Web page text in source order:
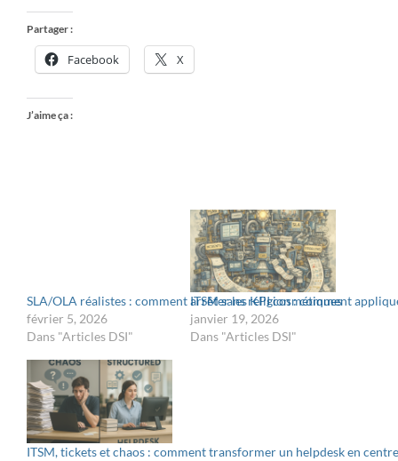
Partager :
Facebook X
J’aime ça :
SLA/OLA réalistes : comment arrêter les KPI cosmétiques
février 5, 2026
Dans "Articles DSI"
ITSM sans religion : comment
janvier 19, 2026
Dans "Articles DSI"
ITSM, tickets et chaos : comment transformer un helpdesk en